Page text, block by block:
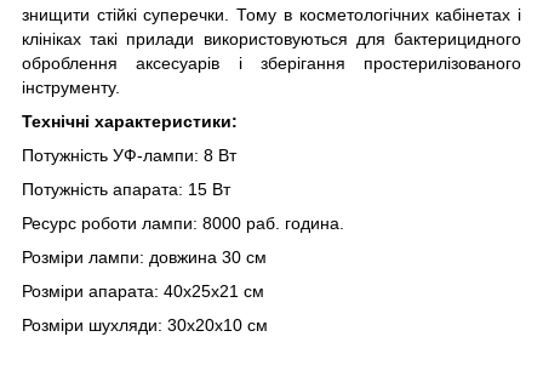
знищити стійкі суперечки. Тому в косметологічних кабінетах і
клініках такі прилади використовуються для бактерицидного
оброблення аксесуарів і зберігання простерилізованого
інструменту.
Технічні характеристики:
Потужність УФ-лампи: 8 Вт
Потужність апарата: 15 Вт
Ресурс роботи лампи: 8000 раб. година.
Розміри лампи: довжина 30 см
Розміри апарата: 40х25х21 см
Розміри шухляди: 30х20х10 см